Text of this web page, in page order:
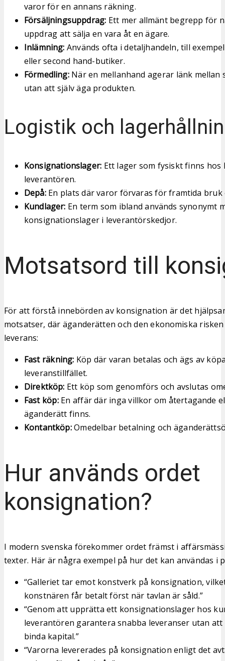
varor för en annans räkning.
Försäljningsuppdrag: Ett mer allmänt begrepp för
uppdrag att sälja en vara åt en ägare.
Inlämning: Används ofta i detaljhandeln, till
eller second hand-butiker.
Förmedling:När en mellanhand agerar länk mellan
utan att själv äga produkten.
Logistik och
Konsignationslager: Ett lager som fysiskt finns hos
leverantören.
Depå:En plats där varor förvaras för framtida bruk
Kundlager: En term som ibland används synonymt
konsignationslager i leverantörskedjor.
Motsatsord till
För att förstå innebörden av konsignation är det
motsatser, där äganderätten och den ekonomiska
leverans:
Fast räkning: Köp där varan betalas och ägs av
leveranstillfället.
Direktköp: Ett köp som genomförs och avslutas
Fast köp:En affär där inga villkor om återtagande
äganderätt finns.
Kontantköp:Omedelbar betalning och
Hur används ordet
konsignation?
I modern svenska förekommer ordet främst i
texter. Här är några exempel på hur det kan användas i
“Galleriet tar emot konstverk på konsignation,
konstnären får betalt först när tavlan är såld.”
“Genom att upprätta ett konsignationslager hos
leverantören garantera snabba leveranser utan att
binda kapital.”
“Varorna levererades på konsignation enligt det